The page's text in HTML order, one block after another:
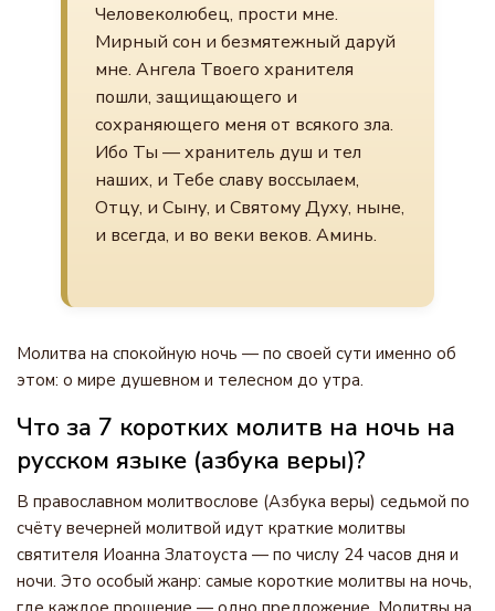
Человеколюбец, прости мне.
Мирный сон и безмятежный даруй
мне. Ангела Твоего хранителя
пошли, защищающего и
сохраняющего меня от всякого зла.
Ибо Ты — хранитель душ и тел
наших, и Тебе славу воссылаем,
Отцу, и Сыну, и Святому Духу, ныне,
и всегда, и во веки веков. Аминь.
Молитва на спокойную ночь — по своей сути именно об
этом: о мире душевном и телесном до утра.
Что за 7 коротких молитв на ночь на
русском языке (азбука веры)?
В православном молитвослове (Азбука веры) седьмой по
счёту вечерней молитвой идут краткие молитвы
святителя Иоанна Златоуста — по числу 24 часов дня и
ночи. Это особый жанр: самые короткие молитвы на ночь,